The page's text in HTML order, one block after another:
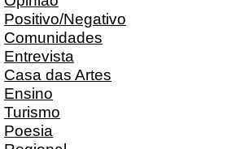
Positivo/Negativo
Comunidades
Entrevista
Casa das Artes
Ensino
Turismo
Poesia